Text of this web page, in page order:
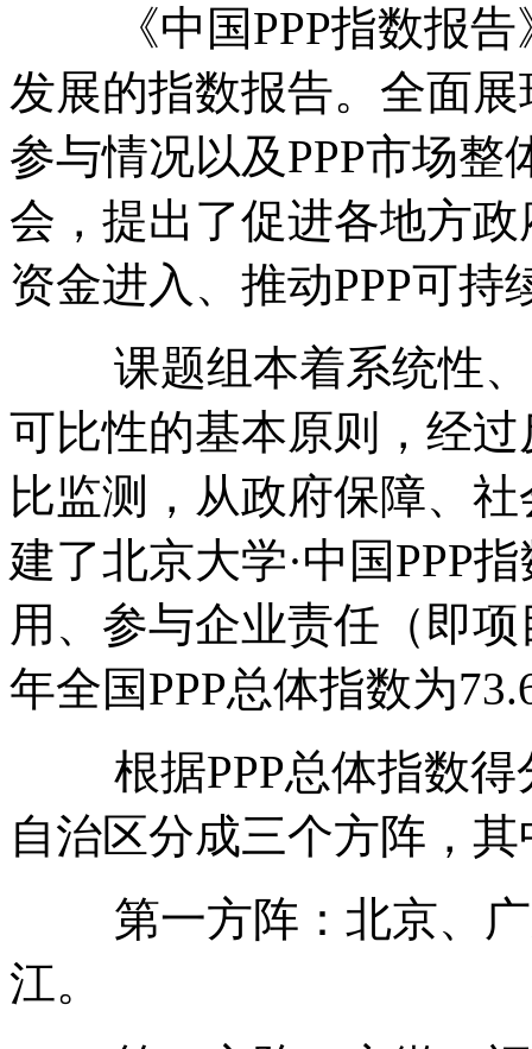
《中国PPP指数报告
发展的指数报告。全面
参与情况以及PPP市场
会，提出了促进各地方
资金进入、推动PPP可
课题组本着系统性、
可比性的基本原则，经
比监测，从政府保障、
建了北京大学·中国PPP
用、参与企业责任（即
年全国PPP总体指数为
根据PPP总体指数得
自治区分成三个方阵，其
第一方阵：北京、广
江。